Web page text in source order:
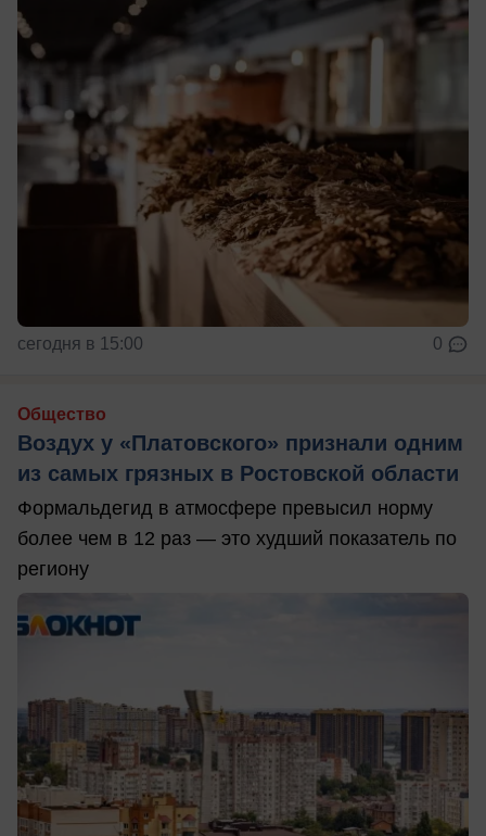
сегодня в 15:00 0
Общество
Воздух у «Платовского» признали одним
из самых грязных в Ростовской области
Формальдегид в атмосфере превысил норму
более чем в 12 раз — это худший показатель по
региону